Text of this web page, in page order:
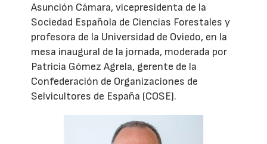
Asunción Cámara, vicepresidenta de la
Sociedad Española de Ciencias Forestales y
profesora de la Universidad de Oviedo, en la
mesa inaugural de la jornada, moderada por
Patricia Gómez Agrela, gerente de la
Confederación de Organizaciones de
Selvicultores de España (COSE).